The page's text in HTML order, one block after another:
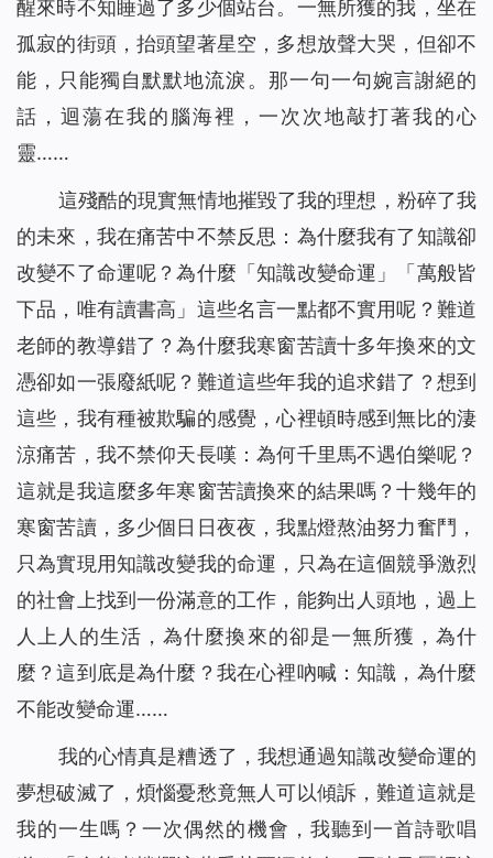
醒來時不知睡過了多少個站台。一無所獲的我，坐在
孤寂的街頭，抬頭望著星空，多想放聲大哭，但卻不
能，只能獨自默默地流淚。那一句一句婉言謝絕的
話，迴蕩在我的腦海裡，一次次地敲打著我的心
靈……
這殘酷的現實無情地摧毀了我的理想，粉碎了我
的未來，我在痛苦中不禁反思：為什麼我有了知識卻
改變不了命運呢？為什麼「知識改變命運」「萬般皆
下品，唯有讀書高」這些名言一點都不實用呢？難道
老師的教導錯了？為什麼我寒窗苦讀十多年換來的文
憑卻如一張廢紙呢？難道這些年我的追求錯了？想到
這些，我有種被欺騙的感覺，心裡頓時感到無比的淒
涼痛苦，我不禁仰天長嘆：為何千里馬不遇伯樂呢？
這就是我這麼多年寒窗苦讀換來的結果嗎？十幾年的
寒窗苦讀，多少個日日夜夜，我點燈熬油努力奮鬥，
只為實現用知識改變我的命運，只為在這個競爭激烈
的社會上找到一份滿意的工作，能夠出人頭地，過上
人上人的生活，為什麼換來的卻是一無所獲，為什
麼？這到底是為什麼？我在心裡吶喊：知識，為什麼
不能改變命運……
我的心情真是糟透了，我想通過知識改變命運的
夢想破滅了，煩惱憂愁竟無人可以傾訴，難道這就是
我的一生嗎？一次偶然的機會，我聽到一首詩歌唱